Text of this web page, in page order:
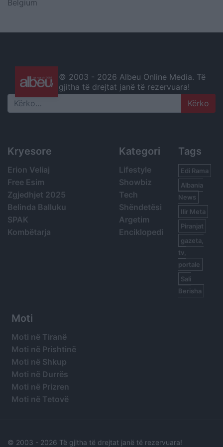
Belgium
© 2003 - 2026 Albeu Online Media. Të
gjitha të drejtat janë të rezervuara!
Search
Kryesore
Erion Veliaj
Free Esim
Zgjedhjet 2025
Belinda Balluku
SPAK
Kombëtarja
Kategori
Lifestyle
Showbiz
Tech
Shëndetësi
Argetim
Enciklopedi
Tags
Edi Rama
Albania
News
Ilir Meta
Piranjat
gazeta,
tv,
portale
Sali
Berisha
Moti
Moti në Tiranë
Moti në Prishtinë
Moti në Shkup
Moti në Durrës
Moti në Prizren
Moti në Tetovë
© 2003 - 2026 Të gjitha të drejtat janë të rezervuara!